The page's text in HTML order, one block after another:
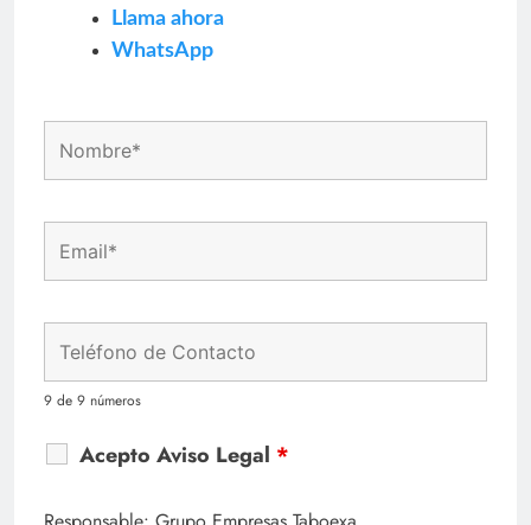
Llama ahora
WhatsApp
9 de 9 números
Acepto Aviso Legal *